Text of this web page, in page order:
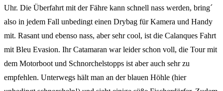
Uhr. Die Überfahrt mit der Fähre kann schnell nass werden, bring´
also in jedem Fall unbedingt einen Drybag für Kamera und Handy
mit. Rasant und ebenso nass, aber sehr cool, ist die Calanques Fahrt
mit Bleu Evasion. Ihr Catamaran war leider schon voll, die Tour mit
dem Motorboot und Schnorchelstopps ist aber auch sehr zu
empfehlen. Unterwegs hält man an der blauen Höhle (hier